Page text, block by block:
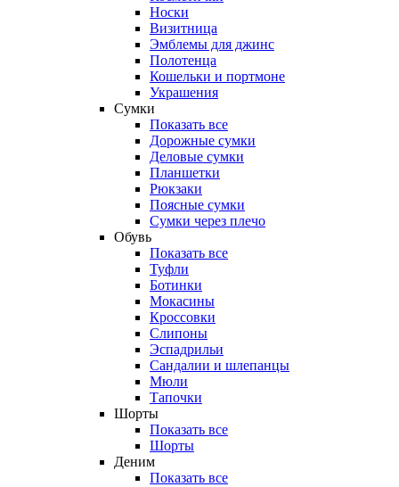
Носки
Визитница
Эмблемы для джинс
Полотенца
Кошельки и портмоне
Украшения
Сумки
Показать все
Дорожные сумки
Деловые сумки
Планшетки
Рюкзаки
Поясные сумки
Сумки через плечо
Обувь
Показать все
Туфли
Ботинки
Мокасины
Кроссовки
Слипоны
Эспадрильи
Сандалии и шлепанцы
Мюли
Тапочки
Шорты
Показать все
Шорты
Деним
Показать все